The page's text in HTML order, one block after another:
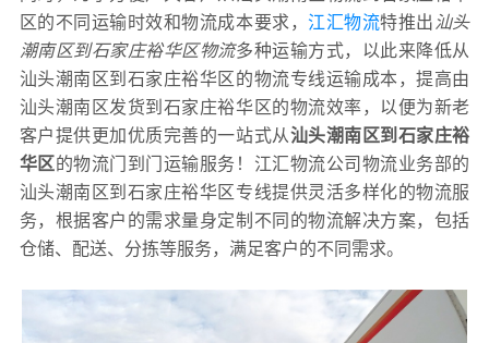
区的不同运输时效和物流成本要求， 江汇物流特推出 汕头
潮南区到石家庄裕华区物流多种运输方式，以此来降低从
汕头潮南区到石家庄裕华区的物流专线运输成本，提高由
汕头潮南区发货到石家庄裕华区的物流效率，以便为新老
客户提供更加优质完善的一站式从汕头潮南区到石家庄裕
华区的物流门到门运输服务！江汇物流公司物流业务部的
汕头潮南区到石家庄裕华区专线提供灵活多样化的物流服
务，根据客户的需求量身定制不同的物流解决方案，包括
仓储、配送、分拣等服务，满足客户的不同需求。